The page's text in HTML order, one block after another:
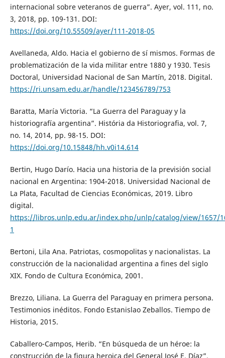
internacional sobre veteranos de guerra”. Ayer, vol. 111, no.
3, 2018, pp. 109-131. DOI:
https://doi.org/10.55509/ayer/111-2018-05
Avellaneda, Aldo. Hacia el gobierno de sí mismos. Formas de
problematización de la vida militar entre 1880 y 1930. Tesis
Doctoral, Universidad Nacional de San Martín, 2018. Digital.
https://ri.unsam.edu.ar/handle/123456789/753
Baratta, María Victoria. “La Guerra del Paraguay y la
historiografía argentina”. História da Historiografia, vol. 7,
no. 14, 2014, pp. 98-15. DOI:
https://doi.org/10.15848/hh.v0i14.614
Bertin, Hugo Darío. Hacia una historia de la previsión social
nacional en Argentina: 1904-2018. Universidad Nacional de
La Plata, Facultad de Ciencias Económicas, 2019. Libro
digital.
https://libros.unlp.edu.ar/index.php/unlp/catalog/view/1657/
1
Bertoni, Lila Ana. Patriotas, cosmopolitas y nacionalistas. La
construcción de la nacionalidad argentina a fines del siglo
XIX. Fondo de Cultura Económica, 2001.
Brezzo, Liliana. La Guerra del Paraguay en primera persona.
Testimonios inéditos. Fondo Estanislao Zeballos. Tiempo de
Historia, 2015.
Caballero-Campos, Herib. “En búsqueda de un héroe: la
construcción de la figura heroica del General José E. Díaz”.